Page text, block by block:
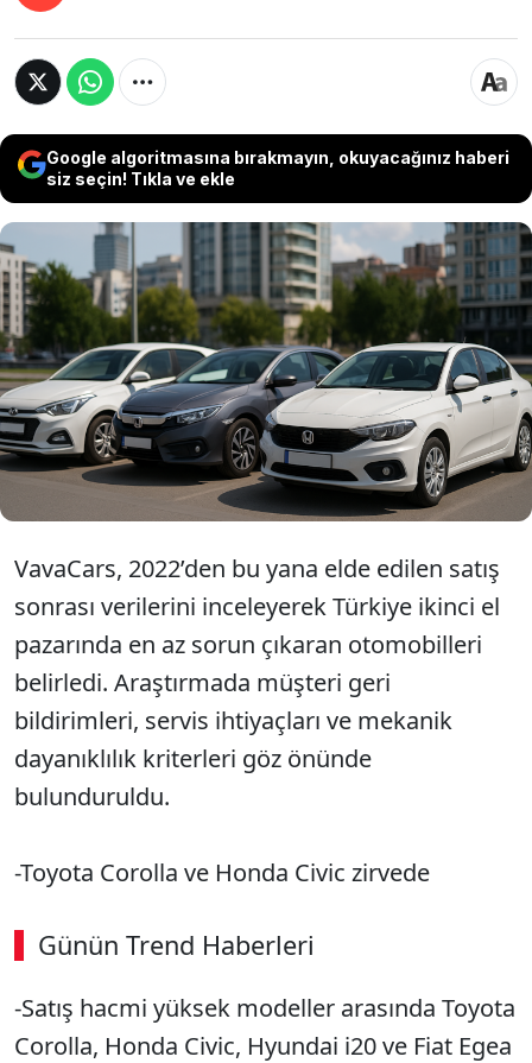
Google algoritmasına bırakmayın, okuyacağınız haberi
siz seçin! Tıkla ve ekle
Türkiye’de ikinci el otomobil almayı düşünenler
için en güvenilir modeller açıklandı. VavaCars’ın
verilerine göre Toyota Corolla, Honda Civic,
Hyundai i20 ve Fiat Egea, düşük arıza oranları
ve uzun ömürlü yapılarıyla listenin zirvesinde
yer aldı.
VavaCars, 2022’den bu yana elde edilen satış
sonrası verilerini inceleyerek Türkiye ikinci el
pazarında en az sorun çıkaran otomobilleri
belirledi. Araştırmada müşteri geri
bildirimleri, servis ihtiyaçları ve mekanik
dayanıklılık kriterleri göz önünde
bulunduruldu.
-Toyota Corolla ve Honda Civic zirvede
Günün Trend Haberleri
00:02 / 08:06
Sesi Aç
-Satış hacmi yüksek modeller arasında Toyota
Corolla, Honda Civic, Hyundai i20 ve Fiat Egea